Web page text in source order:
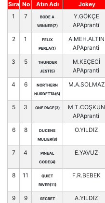
Sıra No Atın Adı Jokey
1
7
BODE A
WINNER(7)
Y.GÖKÇE
APApranti
2 1
FELIX
PERLA(1)
A.MEH.ALTIN
APApranti
3 5
THUNDER
JEST(5)
M.KEÇECİ
APApranti
4 6
NORTHERN
NURDETTA(6)
M.A.SOLMAZ
5 3 ONE PAGE(3)
M.T.COŞKUN
APApranti
6 8
DUCENS
MULIER(8)
O.YILDIZ
7 4
PINEAL
CODE(4)
E.YAVUZ
8 11
QUIET
RIVER(11)
F.R.BEBEK
9 9
SECRET
A.YILDIZ